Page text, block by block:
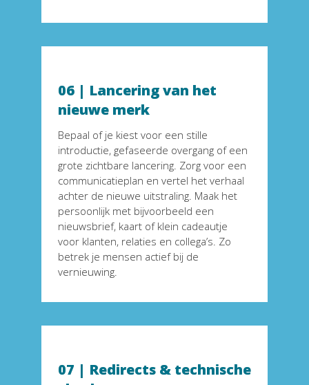
06 | Lancering van het
nieuwe merk
Bepaal of je kiest voor een stille
introductie, gefaseerde overgang of een
grote zichtbare lancering. Zorg voor een
communicatieplan en vertel het verhaal
achter de nieuwe uitstraling. Maak het
persoonlijk met bijvoorbeeld een
nieuwsbrief, kaart of klein cadeautje
voor klanten, relaties en collega’s. Zo
betrek je mensen actief bij de
vernieuwing.
07 | Redirects & technische